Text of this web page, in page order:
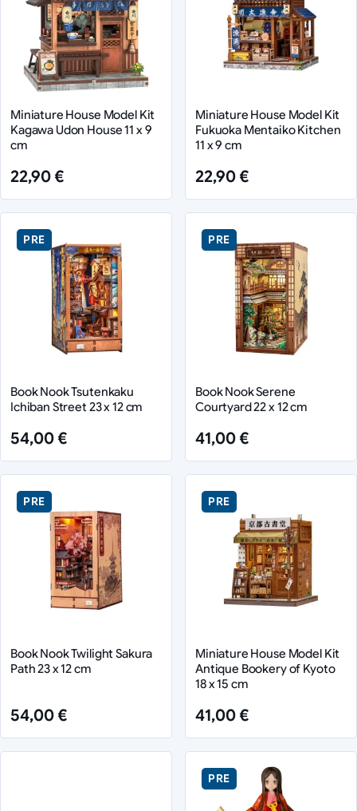
Miniature House Model Kit
Kagawa Udon House 11 x 9
cm
22,90 €
Miniature House Model Kit
Fukuoka Mentaiko Kitchen
11 x 9 cm
22,90 €
PRE
Book Nook Tsutenkaku
Ichiban Street 23 x 12 cm
54,00 €
PRE
Book Nook Serene
Courtyard 22 x 12 cm
41,00 €
PRE
Book Nook Twilight Sakura
Path 23 x 12 cm
54,00 €
PRE
Miniature House Model Kit
Antique Bookery of Kyoto
18 x 15 cm
41,00 €
PRE